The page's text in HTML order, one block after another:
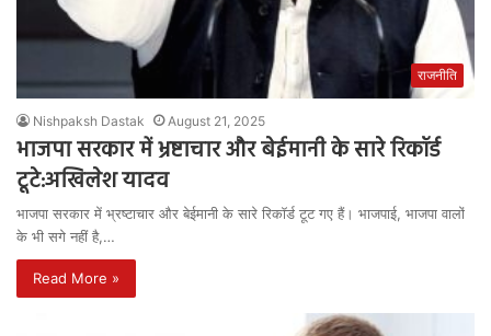
राजनीति
Nishpaksh Dastak August 21, 2025
भाजपा सरकार में भ्रष्टाचार और बेईमानी के सारे रिकॉर्ड
टूटे:अखिलेश यादव
भाजपा सरकार में भ्रष्टाचार और बेईमानी के सारे रिकॉर्ड टूट गए हैं। भाजपाई, भाजपा वालों
के भी सगे नहीं है,…
Read More »